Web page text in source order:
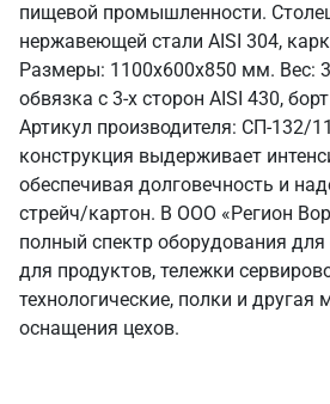
пищевой промышленности.
нержавеющей стали AISI 304,
Размеры: 1100x600x850 мм. Вес:
обвязка с 3-х сторон AISI 430, борт
Артикул производителя: СП-132/
конструкция выдерживает
обеспечивая долговечность и
стрейч/картон. В ООО «Регион
полный спектр оборудования
для продуктов, тележки
технологические, полки и другая
оснащения цехов.